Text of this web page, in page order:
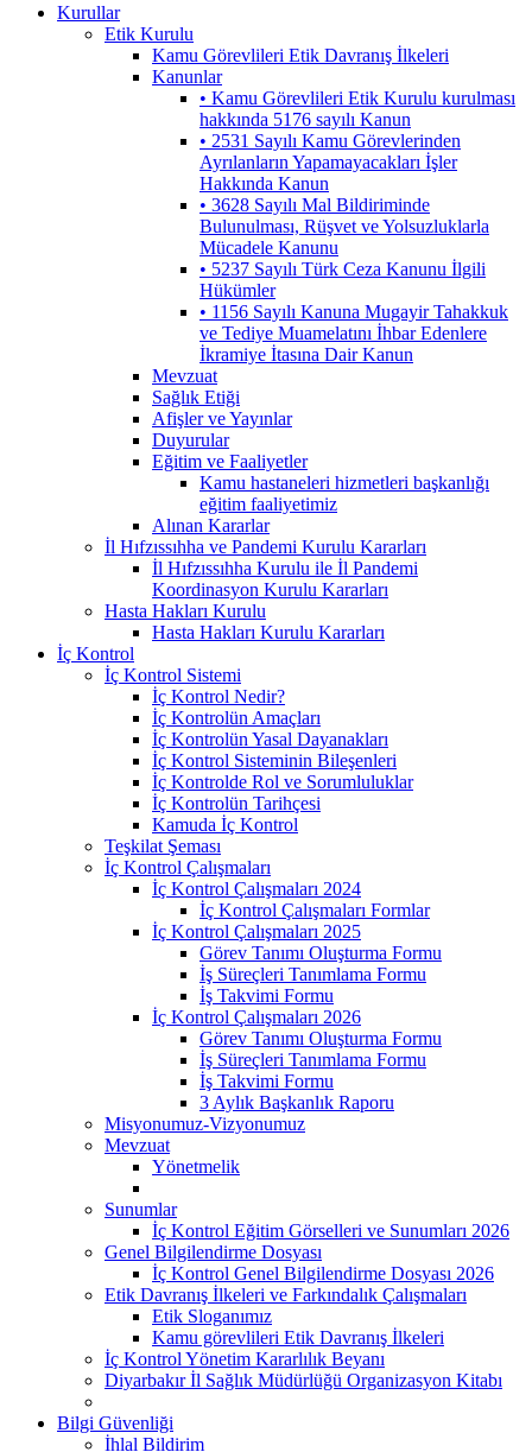
Kurullar
Etik Kurulu
Kamu Görevlileri Etik Davranış İlkeleri
Kanunlar
• Kamu Görevlileri Etik Kurulu kurulması
hakkında 5176 sayılı Kanun
• 2531 Sayılı Kamu Görevlerinden
Ayrılanların Yapamayacakları İşler
Hakkında Kanun
• 3628 Sayılı Mal Bildiriminde
Bulunulması, Rüşvet ve Yolsuzluklarla
Mücadele Kanunu
• 5237 Sayılı Türk Ceza Kanunu İlgili
Hükümler
• 1156 Sayılı Kanuna Mugayir Tahakkuk
ve Tediye Muamelatını İhbar Edenlere
İkramiye İtasına Dair Kanun
Mevzuat
Sağlık Etiği
Afişler ve Yayınlar
Duyurular
Eğitim ve Faaliyetler
Kamu hastaneleri hizmetleri başkanlığı
eğitim faaliyetimiz
Alınan Kararlar
İl Hıfzıssıhha ve Pandemi Kurulu Kararları
İl Hıfzıssıhha Kurulu ile İl Pandemi
Koordinasyon Kurulu Kararları
Hasta Hakları Kurulu
Hasta Hakları Kurulu Kararları
İç Kontrol
İç Kontrol Sistemi
İç Kontrol Nedir?
İç Kontrolün Amaçları
İç Kontrolün Yasal Dayanakları
İç Kontrol Sisteminin Bileşenleri
İç Kontrolde Rol ve Sorumluluklar
İç Kontrolün Tarihçesi
Kamuda İç Kontrol
Teşkilat Şeması
İç Kontrol Çalışmaları
İç Kontrol Çalışmaları 2024
İç Kontrol Çalışmaları Formlar
İç Kontrol Çalışmaları 2025
Görev Tanımı Oluşturma Formu
İş Süreçleri Tanımlama Formu
İş Takvimi Formu
İç Kontrol Çalışmaları 2026
Görev Tanımı Oluşturma Formu
İş Süreçleri Tanımlama Formu
İş Takvimi Formu
3 Aylık Başkanlık Raporu
Misyonumuz-Vizyonumuz
Mevzuat
Yönetmelik
Sunumlar
İç Kontrol Eğitim Görselleri ve Sunumları 2026
Genel Bilgilendirme Dosyası
İç Kontrol Genel Bilgilendirme Dosyası 2026
Etik Davranış İlkeleri ve Farkındalık Çalışmaları
Etik Sloganımız
Kamu görevlileri Etik Davranış İlkeleri
İç Kontrol Yönetim Kararlılık Beyanı
Diyarbakır İl Sağlık Müdürlüğü Organizasyon Kitabı
Bilgi Güvenliği
İhlal Bildirim